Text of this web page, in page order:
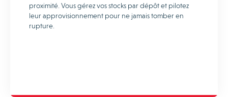
proximité. Vous gérez vos stocks par dépôt et pilotez
leur approvisionnement pour ne jamais tomber en
rupture.